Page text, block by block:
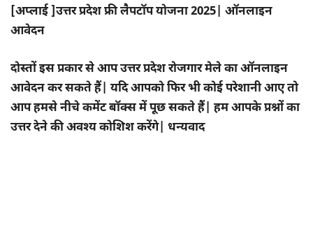
[अप्लाई ]उत्तर प्रदेश फ्री लैपटॉप योजना 2025| ऑनलाइन
आवेदन
दोस्तों इस प्रकार से आप उत्तर प्रदेश रोजगार मेले का ऑनलाइन
आवेदन कर सकते हैं| यदि आपको फिर भी कोई परेशानी आए तो
आप हमसे नीचे कमेंट बॉक्स में पूछ सकते हैं| हम आपके प्रश्नों का
उत्तर देने की अवश्य कोशिश करेंगे| धन्यवाद